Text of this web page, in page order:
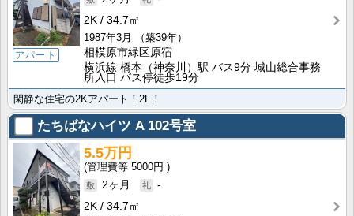
アパート
2K
34.7㎡
1987年3月
（築39年）
相模原市緑区原宿
横浜線 橋本（神奈川）駅 バス9分 城山総合事務
所入口 バス停徒歩19分
閑静な住宅の2Kアパート！2F！
たちばなハイツ A 102号室
5.5万円
5000円
2ヶ月
-
2K
34.7㎡